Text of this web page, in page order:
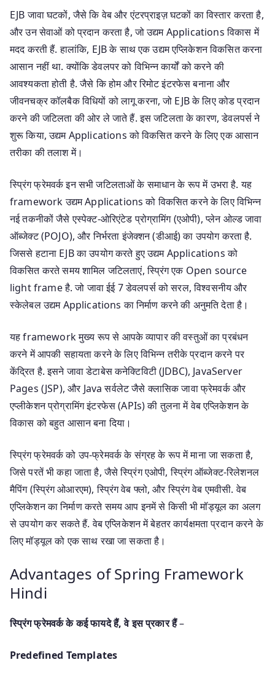
EJB जावा घटकों, जैसे कि वेब और एंटरप्राइज़ घटकों का विस्तार करता है,
और उन सेवाओं को प्रदान करता है, जो उद्यम Applications विकास में
मदद करती हैं. हालांकि, EJB के साथ एक उद्यम एप्लिकेशन विकसित करना
आसान नहीं था. क्योंकि डेवलपर को विभिन्न कार्यों को करने की
आवश्यकता होती है. जैसे कि होम और रिमोट इंटरफेस बनाना और
जीवनचक्र कॉलबैक विधियों को लागू करना, जो EJB के लिए कोड प्रदान
करने की जटिलता की ओर ले जाते हैं. इस जटिलता के कारण, डेवलपर्स ने
शुरू किया, उद्यम Applications को विकसित करने के लिए एक आसान
तरीका की तलाश में।
स्प्रिंग फ्रेमवर्क इन सभी जटिलताओं के समाधान के रूप में उभरा है. यह
framework उद्यम Applications को विकसित करने के लिए विभिन्न
नई तकनीकों जैसे एस्पेक्ट-ओरिएंटेड प्रोग्रामिंग (एओपी), प्लेन ओल्ड जावा
ऑब्जेक्ट (POJO), और निर्भरता इंजेक्शन (डीआई) का उपयोग करता है.
जिससे हटाना EJB का उपयोग करते हुए उद्यम Applications को
विकसित करते समय शामिल जटिलताएं, स्प्रिंग एक Open source
light frame है. जो जावा ईई 7 डेवलपर्स को सरल, विश्वसनीय और
स्केलेबल उद्यम Applications का निर्माण करने की अनुमति देता है।
यह framework मुख्य रूप से आपके व्यापार की वस्तुओं का प्रबंधन
करने में आपकी सहायता करने के लिए विभिन्न तरीके प्रदान करने पर
केंद्रित है. इसने जावा डेटाबेस कनेक्टिविटी (JDBC), JavaServer
Pages (JSP), और Java सर्वलेट जैसे क्लासिक जावा फ्रेमवर्क और
एप्लीकेशन प्रोग्रामिंग इंटरफेस (APIs) की तुलना में वेब एप्लिकेशन के
विकास को बहुत आसान बना दिया।
स्प्रिंग फ्रेमवर्क को उप-फ्रेमवर्क के संग्रह के रूप में माना जा सकता है,
जिसे परतें भी कहा जाता है, जैसे स्प्रिंग एओपी, स्प्रिंग ऑब्जेक्ट-रिलेशनल
मैपिंग (स्प्रिंग ओआरएम), स्प्रिंग वेब फ्लो, और स्प्रिंग वेब एमवीसी. वेब
एप्लिकेशन का निर्माण करते समय आप इनमें से किसी भी मॉड्यूल का अलग
से उपयोग कर सकते हैं. वेब एप्लिकेशन में बेहतर कार्यक्षमता प्रदान करने के
लिए मॉड्यूल को एक साथ रखा जा सकता है।
Advantages of Spring Framework
Hindi
स्प्रिंग फ्रेमवर्क के कई फायदे हैं, वे इस प्रकार हैं–
Predefined Templates